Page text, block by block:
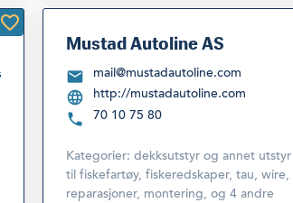
Mustad Autoline AS
mail@mustadautoline.com
http://mustadautoline.com
70 10 75 80
Kategorier:dekksutstyr og annet utstyr
til fiskefartøy,fiskeredskaper, tau, wire,
reparasjoner, montering,og 4 andre